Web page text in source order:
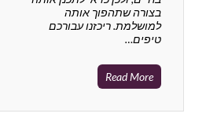
בצורה שתהפוך אותה
למושלמת. ריכזנו עבורכם
טיפים…
Read More